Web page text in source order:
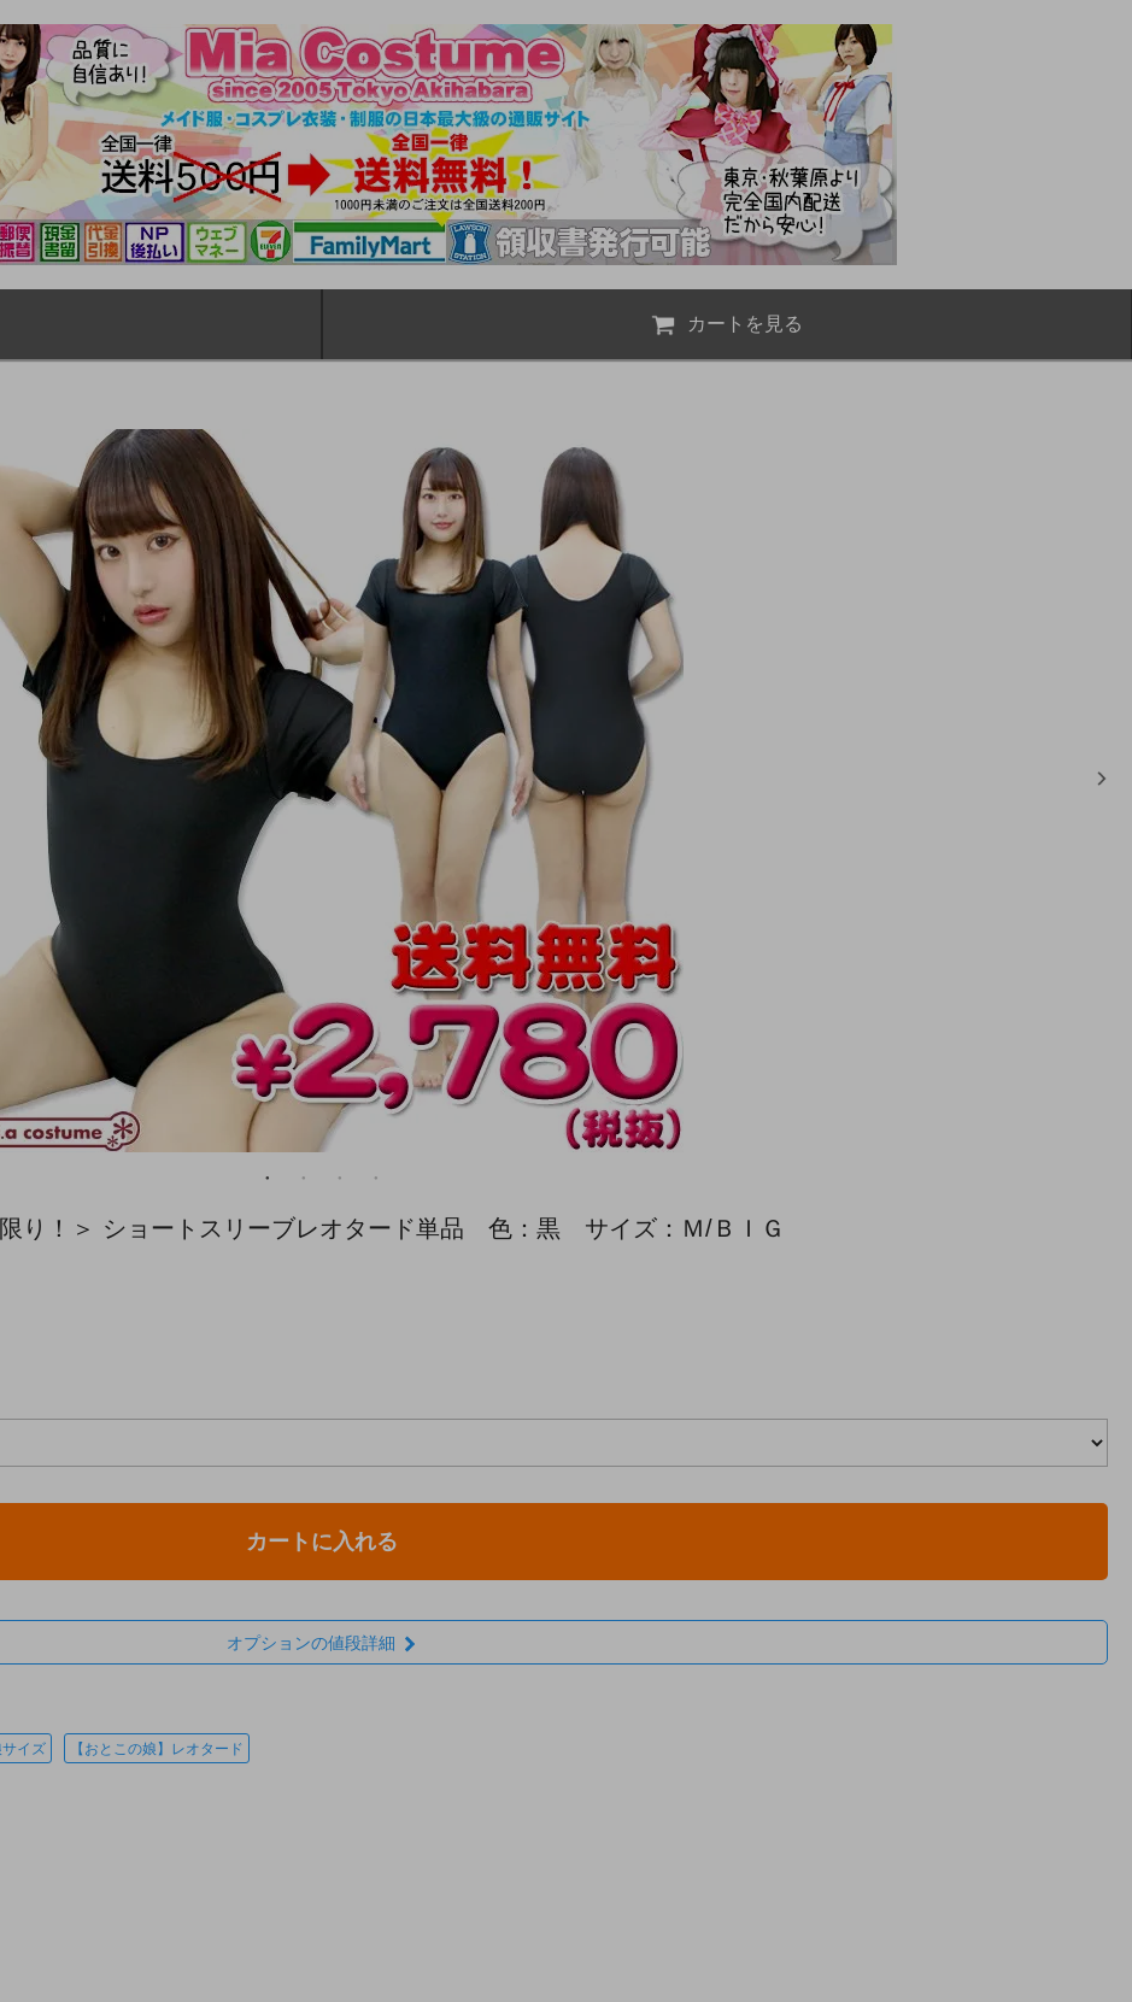
カートを見る
り！＞ ショートスリーブレオタード単品 色：黒 サイズ：Ｍ/ＢＩＧ
カートに入れる
オプションの値段詳細
イズ 【おとこの娘】レオタード